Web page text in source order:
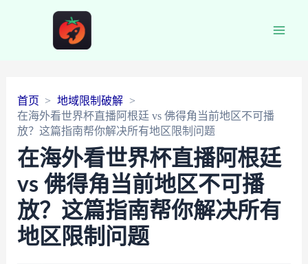
首页
地域限制破解
在海外看世界杯直播阿根廷 vs 佛得角当前地区不可播
放？这篇指南帮你解决所有地区限制问题
在海外看世界杯直播阿根廷
vs 佛得角当前地区不可播
放？这篇指南帮你解决所有
地区限制问题